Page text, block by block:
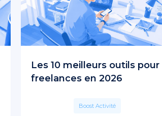
Les 10 meilleurs outils pour
freelances en 2026
Boost Activité